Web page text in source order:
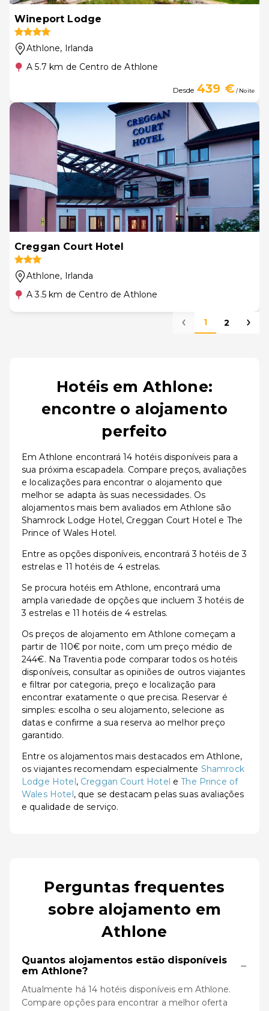
Wineport Lodge
Athlone, Irlanda
A 5.7 km de Centro de Athlone
Desde 439 €/ Noite
Creggan Court Hotel
Athlone, Irlanda
A 3.5 km de Centro de Athlone
1 2
Hotéis em Athlone:
encontre o alojamento
perfeito
Em Athlone encontrará 14 hotéis disponíveis para a
sua próxima escapadela. Compare preços, avaliações
e localizações para encontrar o alojamento que
melhor se adapta às suas necessidades. Os
alojamentos mais bem avaliados em Athlone são
Shamrock Lodge Hotel, Creggan Court Hotel e The
Prince of Wales Hotel.
Entre as opções disponíveis, encontrará 3 hotéis de 3
estrelas e 11 hotéis de 4 estrelas.
Se procura hotéis em Athlone, encontrará uma
ampla variedade de opções que incluem 3 hotéis de
3 estrelas e 11 hotéis de 4 estrelas.
Os preços de alojamento em Athlone começam a
partir de 110€ por noite, com um preço médio de
244€. Na Traventia pode comparar todos os hotéis
disponíveis, consultar as opiniões de outros viajantes
e filtrar por categoria, preço e localização para
encontrar exatamente o que precisa. Reservar é
simples: escolha o seu alojamento, selecione as
datas e confirme a sua reserva ao melhor preço
garantido.
Entre os alojamentos mais destacados em Athlone,
os viajantes recomendam especialmente Shamrock
Lodge Hotel, Creggan Court Hotel eThe Prince of
Wales Hotel, que se destacam pelas suas avaliações
e qualidade de serviço.
Perguntas frequentes
sobre alojamento em
Athlone
Quantos alojamentos estão disponíveis
em Athlone?
−
Atualmente há 14 hotéis disponíveis em Athlone.
Compare opções para encontrar a melhor oferta